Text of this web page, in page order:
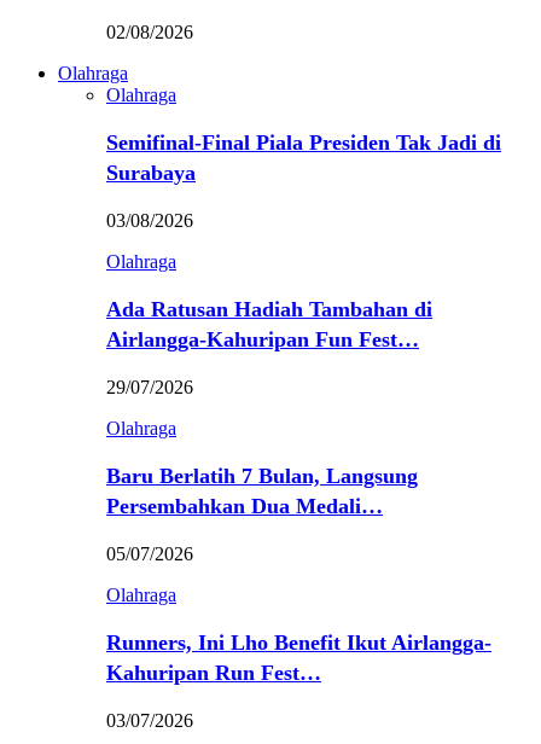
02/08/2026
Olahraga
Olahraga
Semifinal-Final Piala Presiden Tak Jadi di
Surabaya
03/08/2026
Olahraga
Ada Ratusan Hadiah Tambahan di
Airlangga-Kahuripan Fun Fest…
29/07/2026
Olahraga
Baru Berlatih 7 Bulan, Langsung
Persembahkan Dua Medali…
05/07/2026
Olahraga
Runners, Ini Lho Benefit Ikut Airlangga-
Kahuripan Run Fest…
03/07/2026